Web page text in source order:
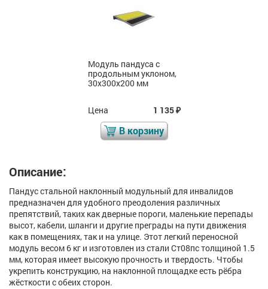
Модуль пандуса с
продольным уклоном,
30х300х200 мм
Цена 1 135₽
В корзину
Описание:
Пандус стальной наклонный модульный для инвалидов
предназначен для удобного преодоления различных
препятствий, таких как дверные пороги, маленькие перепады
высот, кабели, шланги и другие преграды на пути движения
как в помещениях, так и на улице. Этот легкий переносной
модуль весом 6 кг и изготовлен из стали Ст08пс толщиной 1.5
мм, которая имеет высокую прочность и твердость. Чтобы
укрепить конструкцию, на наклонной площадке есть рёбра
жёсткости с обеих сторон.